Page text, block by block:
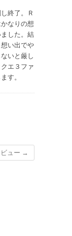
終了。Ｒ
なりの想
した。結
い出でや
いと厳し
エ３ファ
す。
ュー →